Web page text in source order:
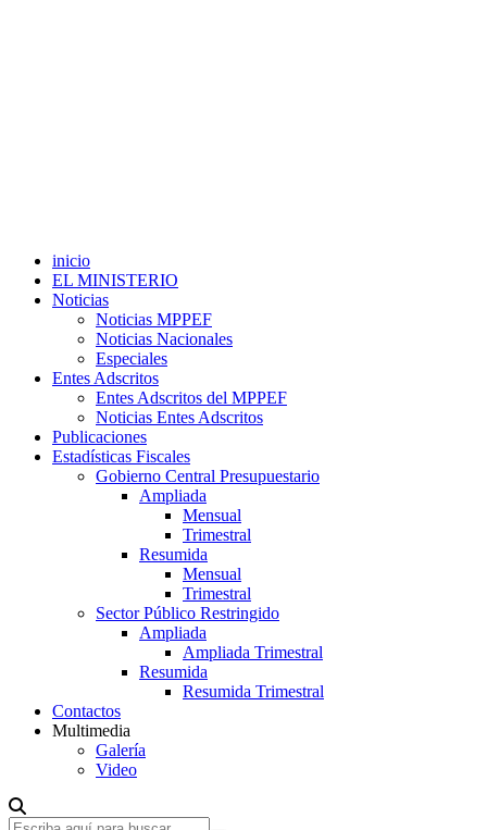
inicio
EL MINISTERIO
Noticias
Noticias MPPEF
Noticias Nacionales
Especiales
Entes Adscritos
Entes Adscritos del MPPEF
Noticias Entes Adscritos
Publicaciones
Estadísticas Fiscales
Gobierno Central Presupuestario
Ampliada
Mensual
Trimestral
Resumida
Mensual
Trimestral
Sector Público Restringido
Ampliada
Ampliada Trimestral
Resumida
Resumida Trimestral
Contactos
Multimedia
Galería
Video